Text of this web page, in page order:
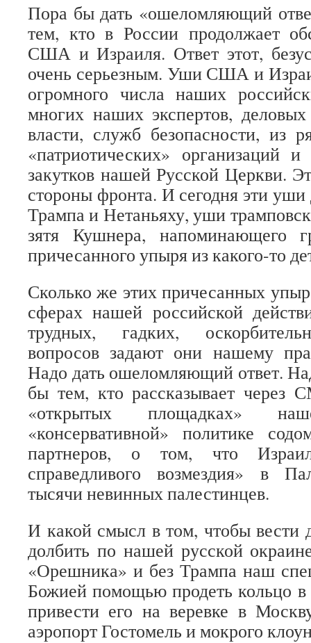
Пора бы дать «ошеломляющий
тем, кто в России продолжает
США и Израиля. Ответ этот,
очень серьезным. Уши США и
огромного числа наших
многих наших экспертов,
власти, служб безопасности, из
«патриотических» организаций
закутков нашей Русской Церкви.
стороны фронта. И сегодня эти
Трампа и Нетаньяху, уши
зятя Кушнера, напоминающего
причесанного упыря из какого-то
Сколько же этих причесанных
сферах нашей российской
трудных, гадких,
вопросов задают они нашему
Надо дать ошеломляющий ответ.
бы тем, кто рассказывает через
«открытых площадках»
«консервативной» политике
партнеров, о том, что
справедливого возмездия» в
тысячи невинных палестинцев.
И какой смысл в том, чтобы вести
долбить по нашей русской
«Орешника» и без Трампа наш
Божией помощью продеть кольцо в
привести его на веревке в
аэропорт Гостомель и мокрого